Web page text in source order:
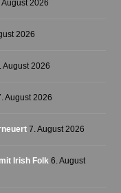
August 2026
2026
August 2026
August 2026
7. August 2026
Irish Folk 6. August